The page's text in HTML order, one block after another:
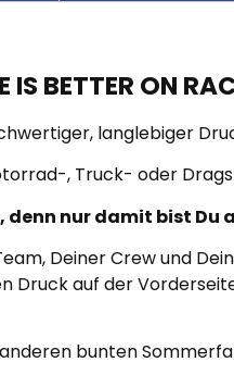
IS BETTER ON
langlebiger
, Truck- oder
denn nur damit bist
Deiner Crew und
auf der
bunten